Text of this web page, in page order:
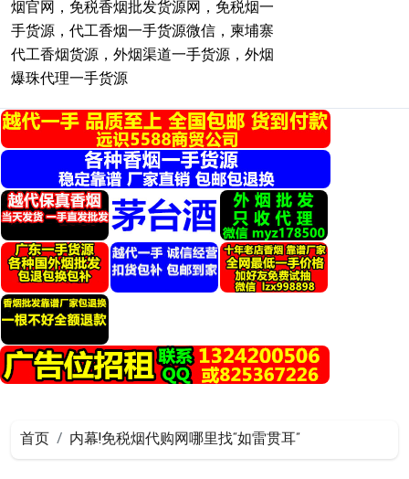
烟官网，免税香烟批发货源网，免税烟一
手货源，代工香烟一手货源微信，柬埔寨
代工香烟货源，外烟渠道一手货源，外烟
爆珠代理一手货源
首页 内幕!免税烟代购网哪里找“如雷贯耳”